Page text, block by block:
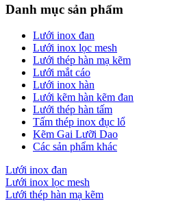
Danh mục sản phẩm
Lưới inox đan
Lưới inox lọc mesh
Lưới thép hàn mạ kẽm
Lưới mắt cáo
Lưới inox hàn
Lưới kẽm hàn kẽm đan
Lưới thép hàn tấm
Tấm thép inox đục lổ
Kẽm Gai Lưỡi Dao
Các sản phẩm khác
Lưới inox đan
Lưới inox lọc mesh
Lưới thép hàn mạ kẽm